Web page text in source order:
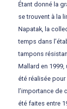
Étant donné la
se trouvent à la
Napatak, la
temps dans
tampons
Mallard en 1999,
été réalisée
l’importance de
été faites entre